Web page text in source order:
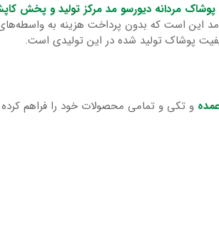
پوشاک مردانه دیورسو مد مرکز تولید و پخش
این است که بدون پرداخت هزینه به
پوشاک تولید شده در این تولیدی است.
و تکی و تمامی محصولات خود را فراهم